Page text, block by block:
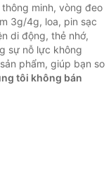
minh, vòng đeo
3g/4g, loa, pin sạc
di động, thẻ nhớ,
sự nỗ lực không
phẩm, giúp bạn so
tôi không bán